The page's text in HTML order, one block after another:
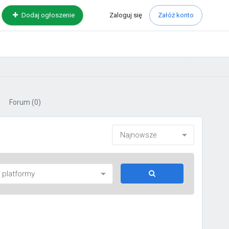
Dodaj ogłoszenie Zaloguj się Załóż konto
Forum (0)